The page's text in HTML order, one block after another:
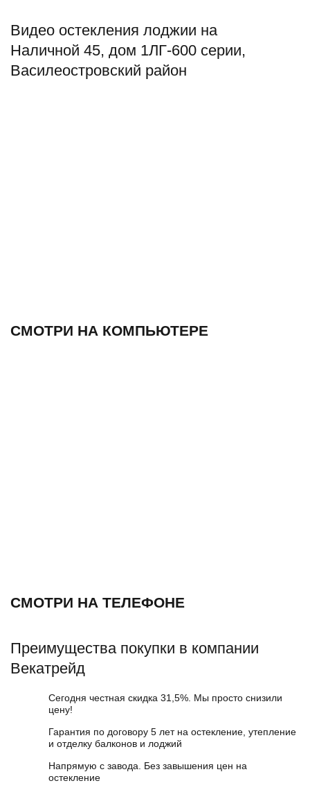
Видео остекления лоджии на
Наличной 45, дом 1ЛГ-600 серии,
Василеостровский район
СМОТРИ НА КОМПЬЮТЕРЕ
СМОТРИ НА ТЕЛЕФОНЕ
Преимущества покупки в компании
Векатрейд
Сегодня честная скидка 31,5%. Мы просто снизили
цену!
Гарантия по договору 5 лет на остекление, утепление
и отделку балконов и лоджий
Напрямую с завода. Без завышения цен на
остекление